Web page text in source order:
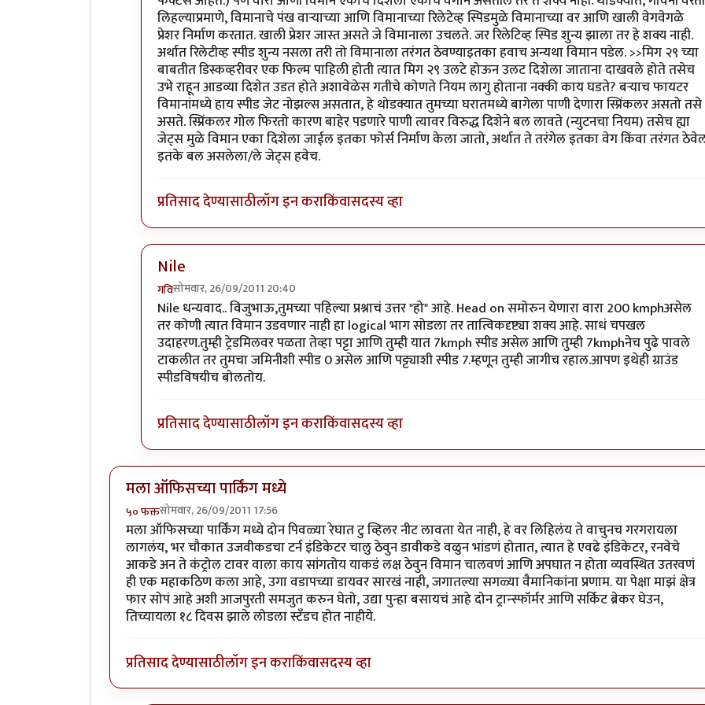
लिहल्याप्रमाणे, विमानाचे पंख वार्‍याच्या आणि विमानाच्या रिलेटेव्ह स्पिडमुळे विमानाच्या वर आणि खाली वेगवेगळे
प्रेशर निर्माण करतात. खाली प्रेशर जास्त असते जे विमानाला उचलते. जर रिलेटिव्ह स्पिड शुन्य झाला तर हे शक्य नाही.
अर्थात रिलेटीव्ह स्पीड शुन्य नसला तरी तो विमानाला तरंगत ठेवण्याइतका हवाच अन्यथा विमान पडेल. >>मिग २९ च्या
बाबतीत डिस्कव्हरीवर एक फिल्म पाहिली होती त्यात मिग २९ उलटे होऊन उलट दिशेला जाताना दाखवले होते तसेच
उभे राहून आडव्या दिशेत उडत होते अशावेळेस गतीचे कोणते नियम लागु होताना नक्की काय घडते? बर्‍याच फायटर
विमानांमध्ये हाय स्पीड जेट नोझल्स असतात, हे थोडक्यात तुमच्या घरातमध्ये बागेला पाणी देणारा स्प्रिंकलर असतो तसे
असते. स्प्रिंकलर गोल फिरतो कारण बाहेर पडणारे पाणी त्यावर विरुद्ध दिशेने बल लावते (न्युटनचा नियम) तसेच ह्या
जेट्स मुळे विमान एका दिशेला जाईल इतका फोर्स निर्माण केला जातो, अर्थात ते तरंगेल इतका वेग किंवा तरंगत
इतके बल असलेला/ले जेट्स हवेच.
प्रतिसाद देण्यासाठीलॉग इन कराकिंवासदस्य व्हा
Nile
गविसोमवार, 26/09/2011 20:40
In reply toएक शंका. वारा २०० किमी वेगानेbyविजुभाऊ
Nile धन्यवाद.. विजुभाऊ,तुमच्या पहिल्या प्रश्नाचं उत्तर "हो" आहे. Head on समोरुन येणारा वारा 200 kmphअसेल
तर कोणी त्यात विमान उडवणार नाही हा logical भाग सोडला तर तात्विकदृष्ट्या शक्य आहे. साधं चपखल
उदाहरण.तुम्ही ट्रेडमिलवर पळता तेव्हा पट्टा आणि तुम्ही यात 7kmph स्पीड असेल आणि तुम्ही 7kmphनेच पुढे पावले
टाकलीत तर तुमचा जमिनीशी स्पीड 0 असेल आणि पट्ट्याशी स्पीड 7.म्हणून तुम्ही जागीच रहाल.आपण इथेही ग्राउंड
स्पीडविषयीच बोलतोय.
प्रतिसाद देण्यासाठीलॉग इन कराकिंवासदस्य व्हा
मला ऑफिसच्या पार्किंग मध्ये
५० फक्तसोमवार, 26/09/2011 17:56
मला ऑफिसच्या पार्किंग मध्ये दोन पिवळ्या रेघात टु व्हिलर नीट लावता येत नाही, हे वर लिहिलंय ते वाचुनच गरगरायला
लागलंय, भर चौकात उजवीकडचा टर्न इंडिकेटर चालु ठेवुन डावीकडे वळुन भांडणं होतात, त्यात हे एवढे इंडिकेटर, रनवेचे
आकडे अन ते कंट्रोल टावर वाला काय सांगतोय याकडं लक्ष ठेवुन विमान चालवणं आणि अपघात न होता व्यवस्थित उतरवणं
ही एक महाकठिण कला आहे, उगा वडापच्या डायवर सारखं नाही, जगातल्या सगळ्या वैमानिकांना प्रणाम. या पेक्षा माझं क्षेत्र
फार सोपं आहे अशी आजपुरती समजुत करुन घेतो, उद्या पुन्हा बसायचं आहे दोन ट्रान्स्फॉर्मर आणि सर्किट ब्रेकर घेउन,
तिच्यायला १८ दिवस झाले लोडला स्टँडच होत नाहीये.
प्रतिसाद देण्यासाठीलॉग इन कराकिंवासदस्य व्हा